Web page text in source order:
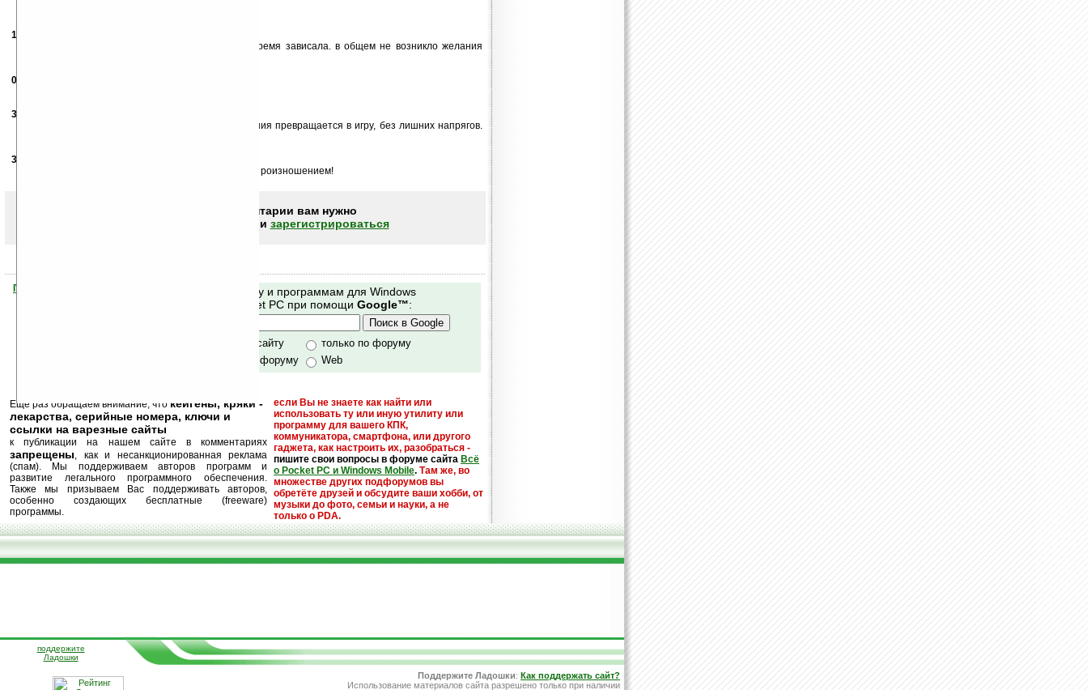
17.05.2005
как то сложно все и неинтересно. машинка все время зависала. в общем не возникло желания
06.03.2006
30.11.2006
Программа мне очень понравилась, процес обучения превращается в игру, без лишних напрягов.
31.01.2009
Так ничо программка, особенно неплохо помогает с роизношением!
Чтобы писать комментарии вам нужно
или зарегистрироваться
Помогите Ладошкам стать лучше
Поиск по сайту и программам для Windows
Mobile и Pocket PC при помощи Google™:
только по сайту
только по форуму
по сайту и форуму
Web
Еще раз обращаем внимание, что кейгены, кряки -
лекарства, серийные номера, ключи и
ссылки на варезные сайты
если Вы не знаете как найти или
использовать ту или иную утилиту или
программу для вашего КПК,
коммуникатора, смартфона, или другого
гаджета, как настроить их, разобраться -
пишите свои вопросы в форуме сайта Всё
о Pocket PC и Windows Mobile. Там же, во
множестве других подфорумов вы
обретёте друзей и обсудите ваши хобби, от
музыки до фото, семьи и науки, а не
только о PDA.
к публикации на нашем сайте в комментариях
запрещены, как и несанкционированная реклама
(спам). Мы поддерживаем авторов программ и
развитие легального программного обеспечения.
Также мы призываем Вас поддерживать авторов,
особенно создающих бесплатные (freeware)
программы.
поддержите
Ладошки
Поддержите Ладошки: Как поддержать сайт?
Использование материалов сайта разрешено только при наличии